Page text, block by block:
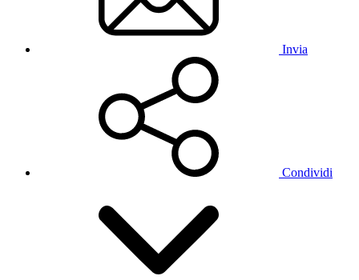
Invia
Condividi